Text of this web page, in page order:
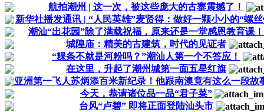
航拍潮州 | 这一次，被这些庞大的古寨震撼了！
新华社播发通讯 | “人民英雄”麦贤得：做好一颗小小的“螺
潮汕“出花园”除了满载祝福，原来还是一堂感恩教育课！
城隍庙：精美的古建筑，时代的见证者
“粿条不就是河粉吗？”潮汕人第一个不答应！
在这里，升起了潮州城第一面五星红旗
亚洲第一飞人苏炳添百米新纪录！他跟南澳竟有这么一段故
今天，恭请诸位品一品“君子菜”
台风“卢碧” 即将正面登陆汕头市